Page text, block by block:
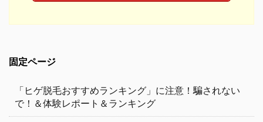
固定ページ
「ヒゲ脱毛おすすめランキング」に注意！騙されない
で！＆体験レポート＆ランキング